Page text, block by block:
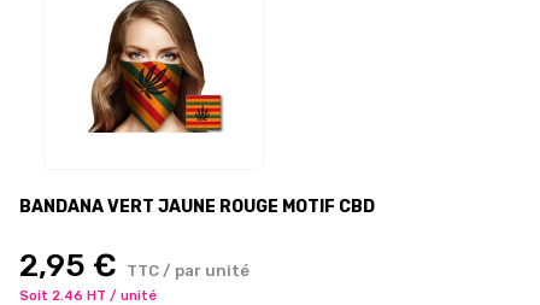
BANDANA VERT JAUNE ROUGE MOTIF CBD
2,95 € TTC / par unité
Soit 2.46 HT / unité